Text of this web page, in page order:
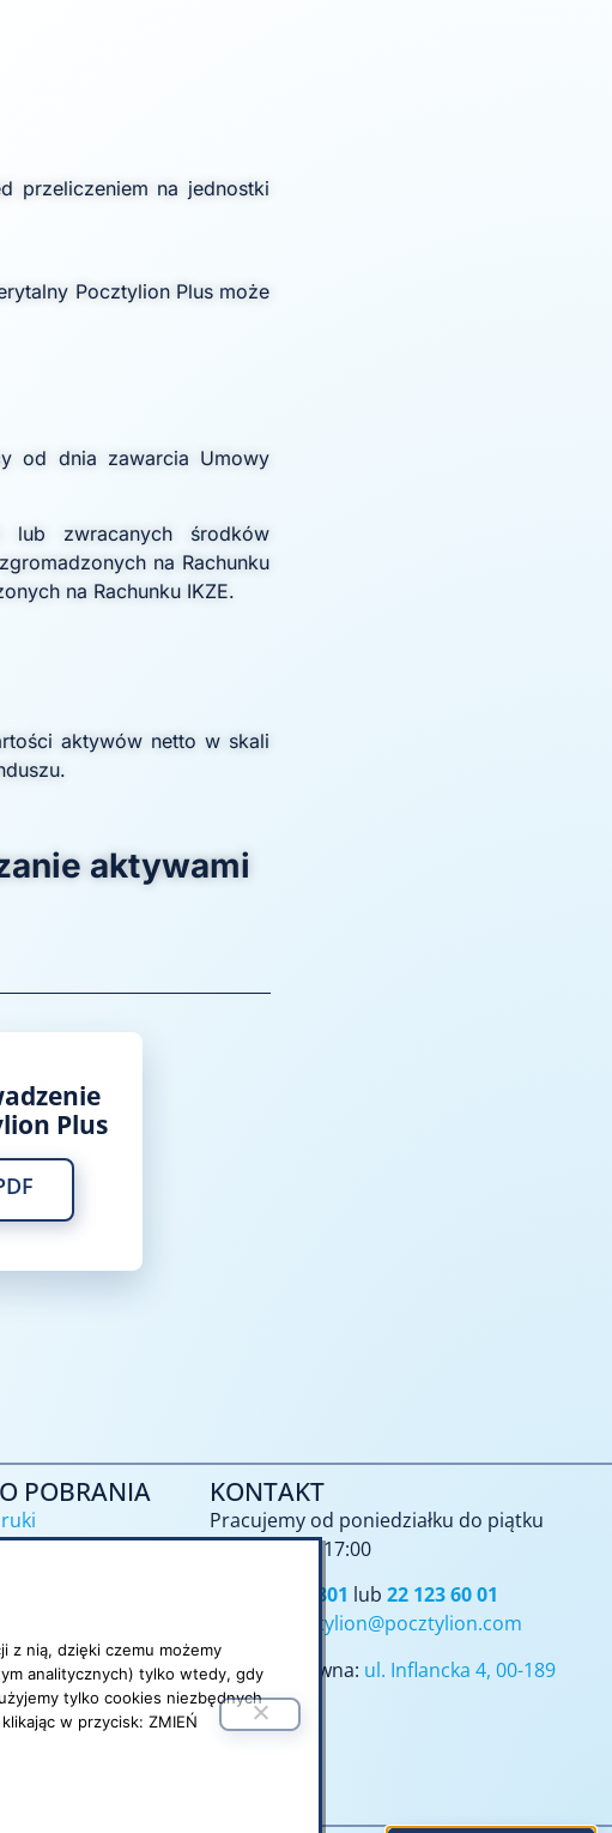
przeliczeniem na jednostki
Pocztylion Plus może
od dnia zawarcia Umowy
lub zwracanych środków
na Rachunku
na Rachunku IKZE.
aktywów netto w skali
aktywami
Plus
POBRANIA KONTAKT
Pracujemy od poniedziałku do piątku
Godz. 9:00 – 17:00
801 101 801 lub 22 123 60 01
pocztylion@pocztylion.com
Siedziba główna: ul. Inflancka 4, 00-189
Warszawa
z nią, dzięki czemu możemy
analitycznych) tylko wtedy, gdy
tylko cookies niezbędnych
w przycisk: ZMIEŃ